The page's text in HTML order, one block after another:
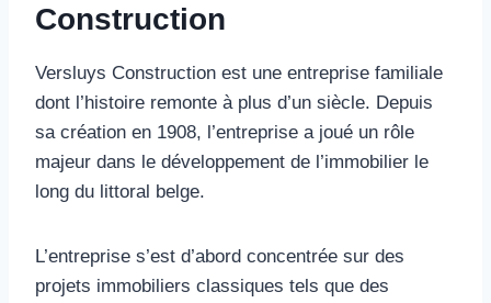
Construction
Versluys Construction est une entreprise familiale
dont l’histoire remonte à plus d’un siècle. Depuis
sa création en 1908, l’entreprise a joué un rôle
majeur dans le développement de l’immobilier le
long du littoral belge.
L’entreprise s’est d’abord concentrée sur des
projets immobiliers classiques tels que des